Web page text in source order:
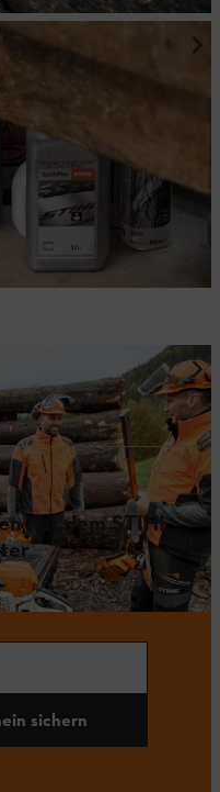
mit dem STIHL
sichern